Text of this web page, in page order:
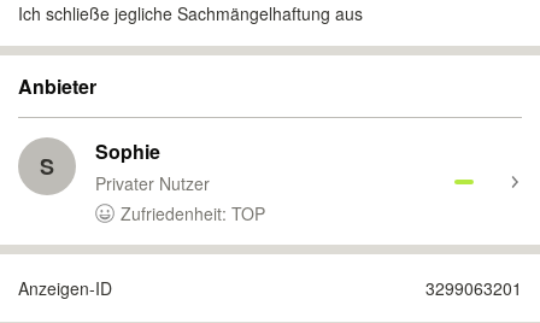
Ich schließe jegliche Sachmängelhaftung aus
Anbieter
S Sophie
Privater Nutzer
Zufriedenheit: TOP
Anzeigen-ID 3299063201